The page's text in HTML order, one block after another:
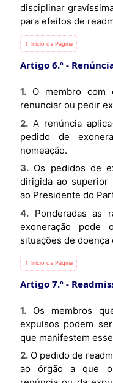
disciplinar
para efeitos de
⇡ Início da Página
Artigo 6.º
1. O membro com cargo no Partido é livre para
renunciar ou pedir
2. A renúncia aplica-se aos cargos de eleição e o
pedido de
nomeação.
3. Os pedidos de exoneração são feitos por carta
dirigida ao superior
ao Presidente do
4. Ponderadas as razões invocadas, o pedido de
exoneração pode
situações de
⇡ Início da Página
Artigo 7.º
1. Os membros que tenham renunciado ou sido
expulsos podem
que manifestem
2. O pedido de readmissão de um membro é entregue
ao órgão a que o